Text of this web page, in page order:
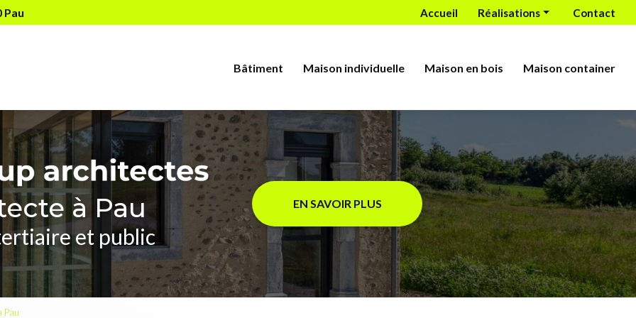
Pau Accueil
Réalisations
Maison individuelle
Maison container
Contact
Bâtiment Maison individuelle Maison en bois Maison container
à Pau
et public
EN SAVOIR PLUS
Pau